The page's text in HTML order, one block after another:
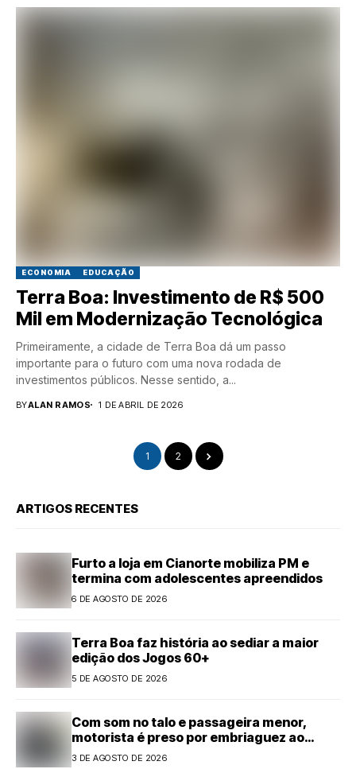
ECONOMIA EDUCAÇÃO
Terra Boa: Investimento de R$ 500
Mil em Modernização Tecnológica
Primeiramente, a cidade de Terra Boa dá um passo
importante para o futuro com uma nova rodada de
investimentos públicos. Nesse sentido, a...
BYALAN RAMOS 1 DE ABRIL DE 2026
1 2
ARTIGOS RECENTES
Furto a loja em Cianorte mobiliza PM e
termina com adolescentes apreendidos
6 DE AGOSTO DE 2026
Terra Boa faz história ao sediar a maior
edição dos Jogos 60+
5 DE AGOSTO DE 2026
Com som no talo e passageira menor,
motorista é preso por embriaguez ao
volante em Cianorte
3 DE AGOSTO DE 2026